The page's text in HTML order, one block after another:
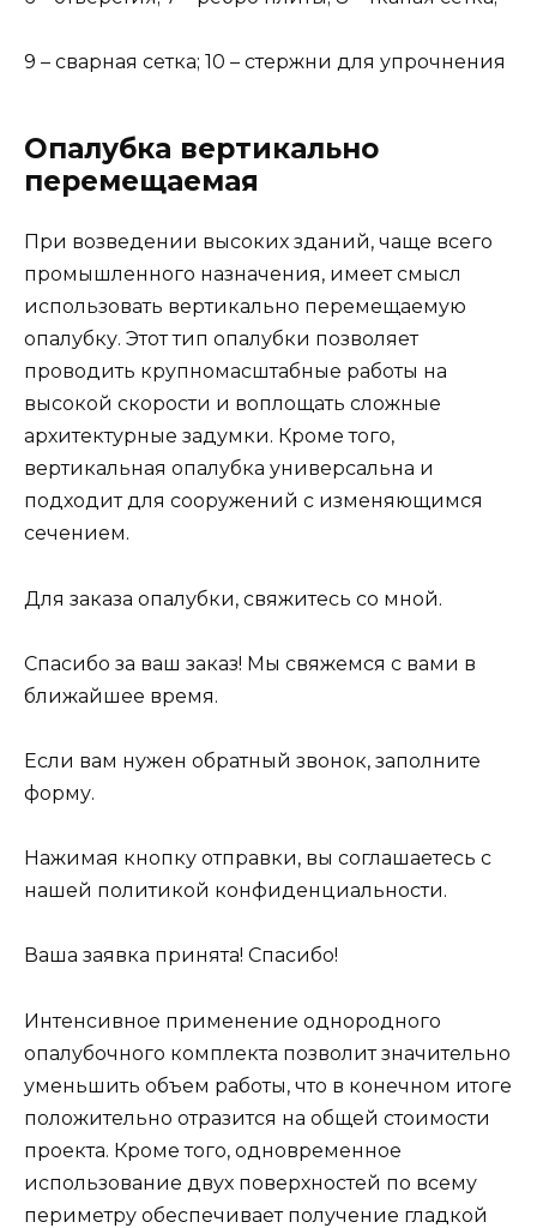
9 – сварная сетка; 10 – стержни для упрочнения
Опалубка вертикально
перемещаемая
При возведении высоких зданий, чаще всего
промышленного назначения, имеет смысл
использовать вертикально перемещаемую
опалубку. Этот тип опалубки позволяет
проводить крупномасштабные работы на
высокой скорости и воплощать сложные
архитектурные задумки. Кроме того,
вертикальная опалубка универсальна и
подходит для сооружений с изменяющимся
сечением.
Для заказа опалубки, свяжитесь со мной.
Спасибо за ваш заказ! Мы свяжемся с вами в
ближайшее время.
Если вам нужен обратный звонок, заполните
форму.
Нажимая кнопку отправки, вы соглашаетесь с
нашей политикой конфиденциальности.
Ваша заявка принята! Спасибо!
Интенсивное применение однородного
опалубочного комплекта позволит значительно
уменьшить объем работы, что в конечном итоге
положительно отразится на общей стоимости
проекта. Кроме того, одновременное
использование двух поверхностей по всему
периметру обеспечивает получение гладкой